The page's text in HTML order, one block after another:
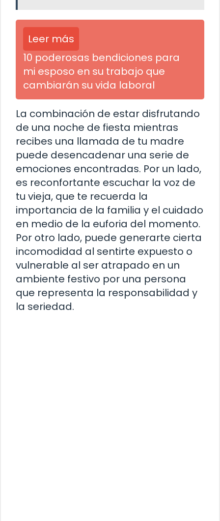
Leer más
10 poderosas bendiciones para
mi esposo en su trabajo que
cambiarán su vida laboral
La combinación de estar disfrutando
de una noche de fiesta mientras
recibes una llamada de tu madre
puede desencadenar una serie de
emociones encontradas. Por un lado,
es reconfortante escuchar la voz de
tu vieja, que te recuerda la
importancia de la familia y el cuidado
en medio de la euforia del momento.
Por otro lado, puede generarte cierta
incomodidad al sentirte expuesto o
vulnerable al ser atrapado en un
ambiente festivo por una persona
que representa la responsabilidad y
la seriedad.